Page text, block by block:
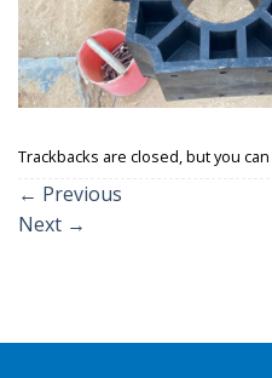
Trackbacks are closed, but you can
← Previous
Next →